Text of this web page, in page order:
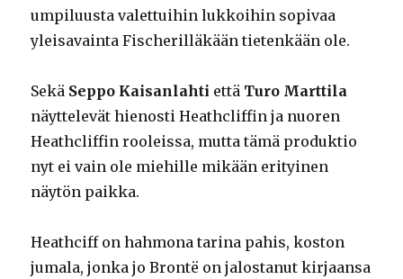
umpiluusta valettuihin lukkoihin sopivaa
yleisavainta Fischerilläkään tietenkään ole.
Sekä Seppo Kaisanlahti että Turo Marttila
näyttelevät hienosti Heathcliffin ja nuoren
Heathcliffin rooleissa, mutta tämä produktio
nyt ei vain ole miehille mikään erityinen
näytön paikka.
Heathciff on hahmona tarina pahis, koston
jumala, jonka jo Brontë on jalostanut kirjaansa